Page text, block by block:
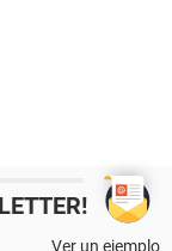
Ver un ejemplo